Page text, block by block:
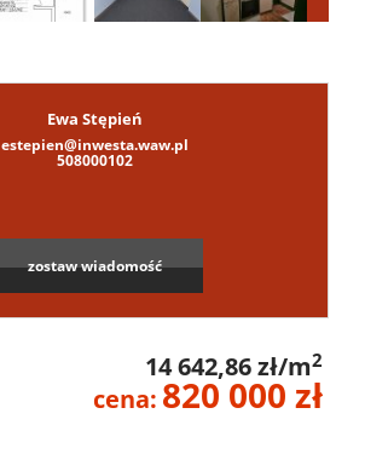
Ewa Stępień
estepien@inwesta.waw.pl
508000102
zostaw wiadomość
14 642,86 zł/m2
cena: 820 000 zł